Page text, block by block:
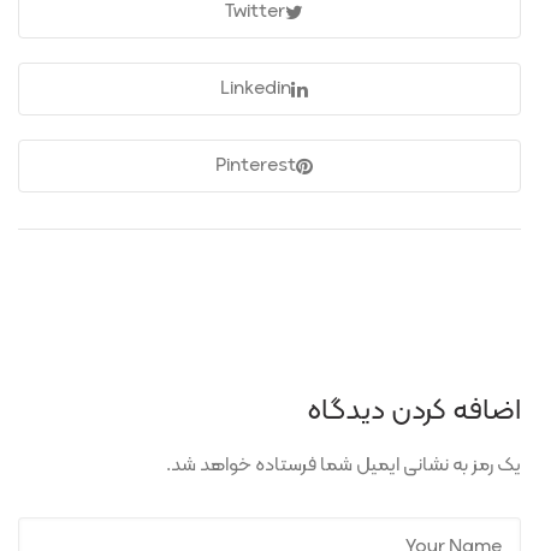
Twitter
Linkedin
Pinterest
اضافه کردن دیدگاه
یک رمز به نشانی ایمیل شما فرستاده خواهد شد.